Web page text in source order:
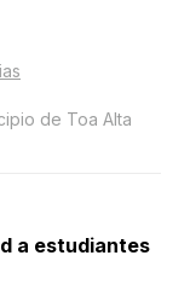
de Toa Alta
a estudiantes